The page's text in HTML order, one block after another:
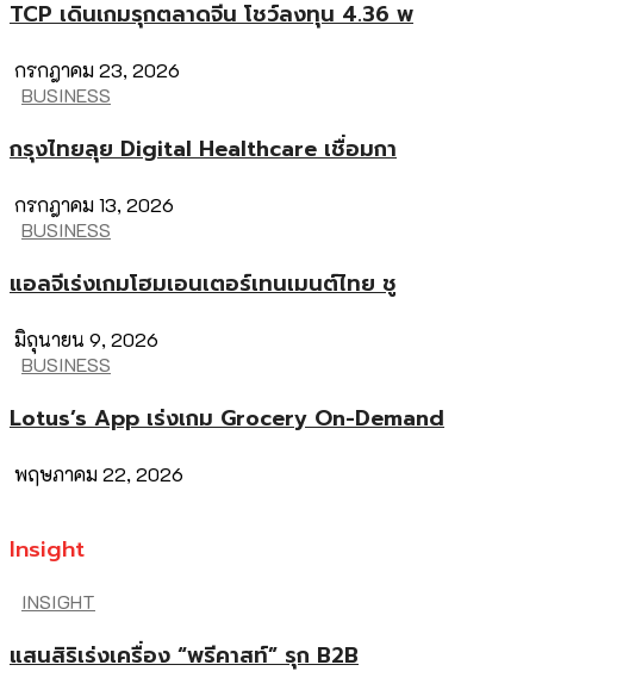
TCP เดินเกมรุกตลาดจีน โชว์ลงทุน 4.36 พ
กรกฎาคม 23, 2026
BUSINESS
กรุงไทยลุย Digital Healthcare เชื่อมกา
กรกฎาคม 13, 2026
BUSINESS
แอลจีเร่งเกมโฮมเอนเตอร์เทนเมนต์ไทย ชู
มิถุนายน 9, 2026
BUSINESS
Lotus’s App เร่งเกม Grocery On-Demand
พฤษภาคม 22, 2026
Insight
INSIGHT
แสนสิริเร่งเครื่อง “พรีคาสท์” รุก B2B